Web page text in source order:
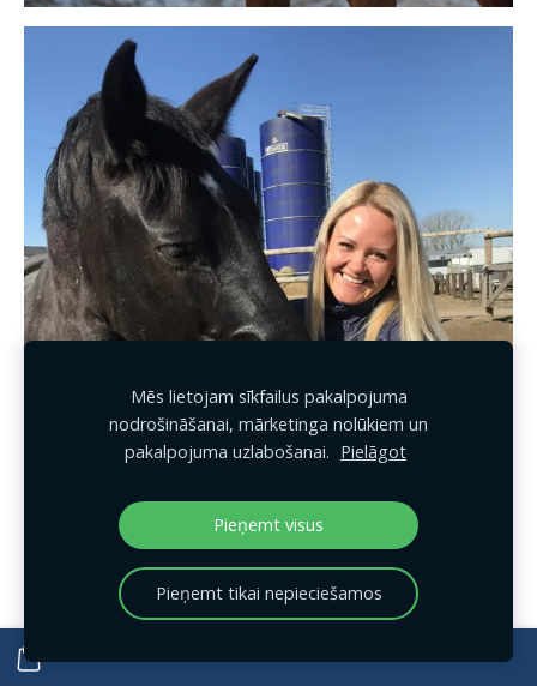
Mēs lietojam sīkfailus pakalpojuma
nodrošināšanai, mārketinga nolūkiem un
pakalpojuma uzlabošanai. Pielāgot
Pieņemt visus
Pieņemt tikai nepieciešamos